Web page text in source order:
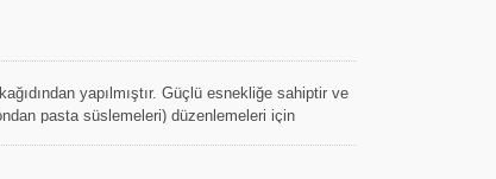
yapılmıştır. Güçlü esnekliğe sahiptir ve
pasta süslemeleri) düzenlemeleri için